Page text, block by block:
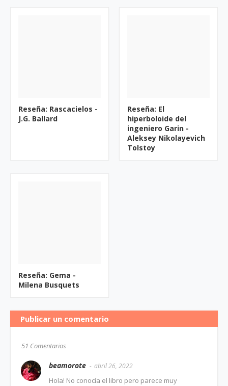
Reseña: Rascacielos -
J.G. Ballard
Reseña: El
hiperboloide del
ingeniero Garin -
Aleksey Nikolayevich
Tolstoy
Reseña: Gema -
Milena Busquets
Publicar un comentario
51 Comentarios
beamorote abril 26, 2022
Hola! No conocía el libro pero parece muy